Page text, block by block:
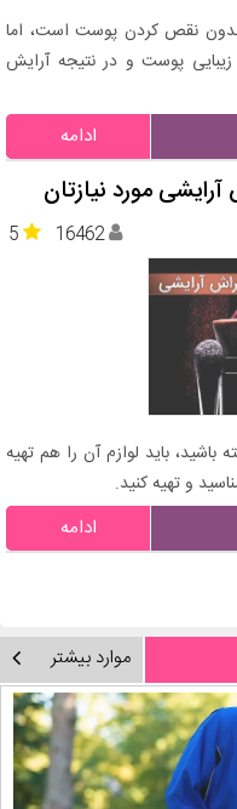
نقص کردن پوست است، اما
پوست و در نتیجه آرایش
ادامه
مورد نیازتان
5 16462
باید لوازم آن را هم تهیه
و تهیه کنید.
ادامه
موارد بیشتر